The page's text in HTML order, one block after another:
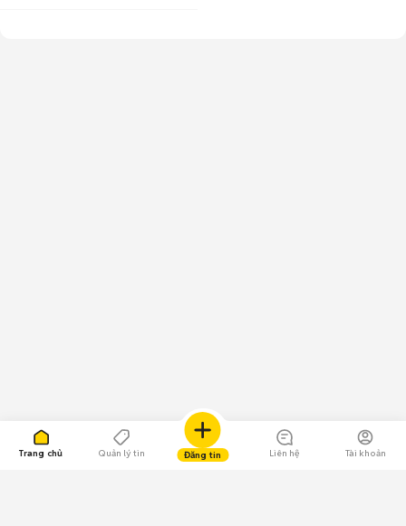
Trang chủ Quản lý tin Đăng tin Liên hệ Tài khoản